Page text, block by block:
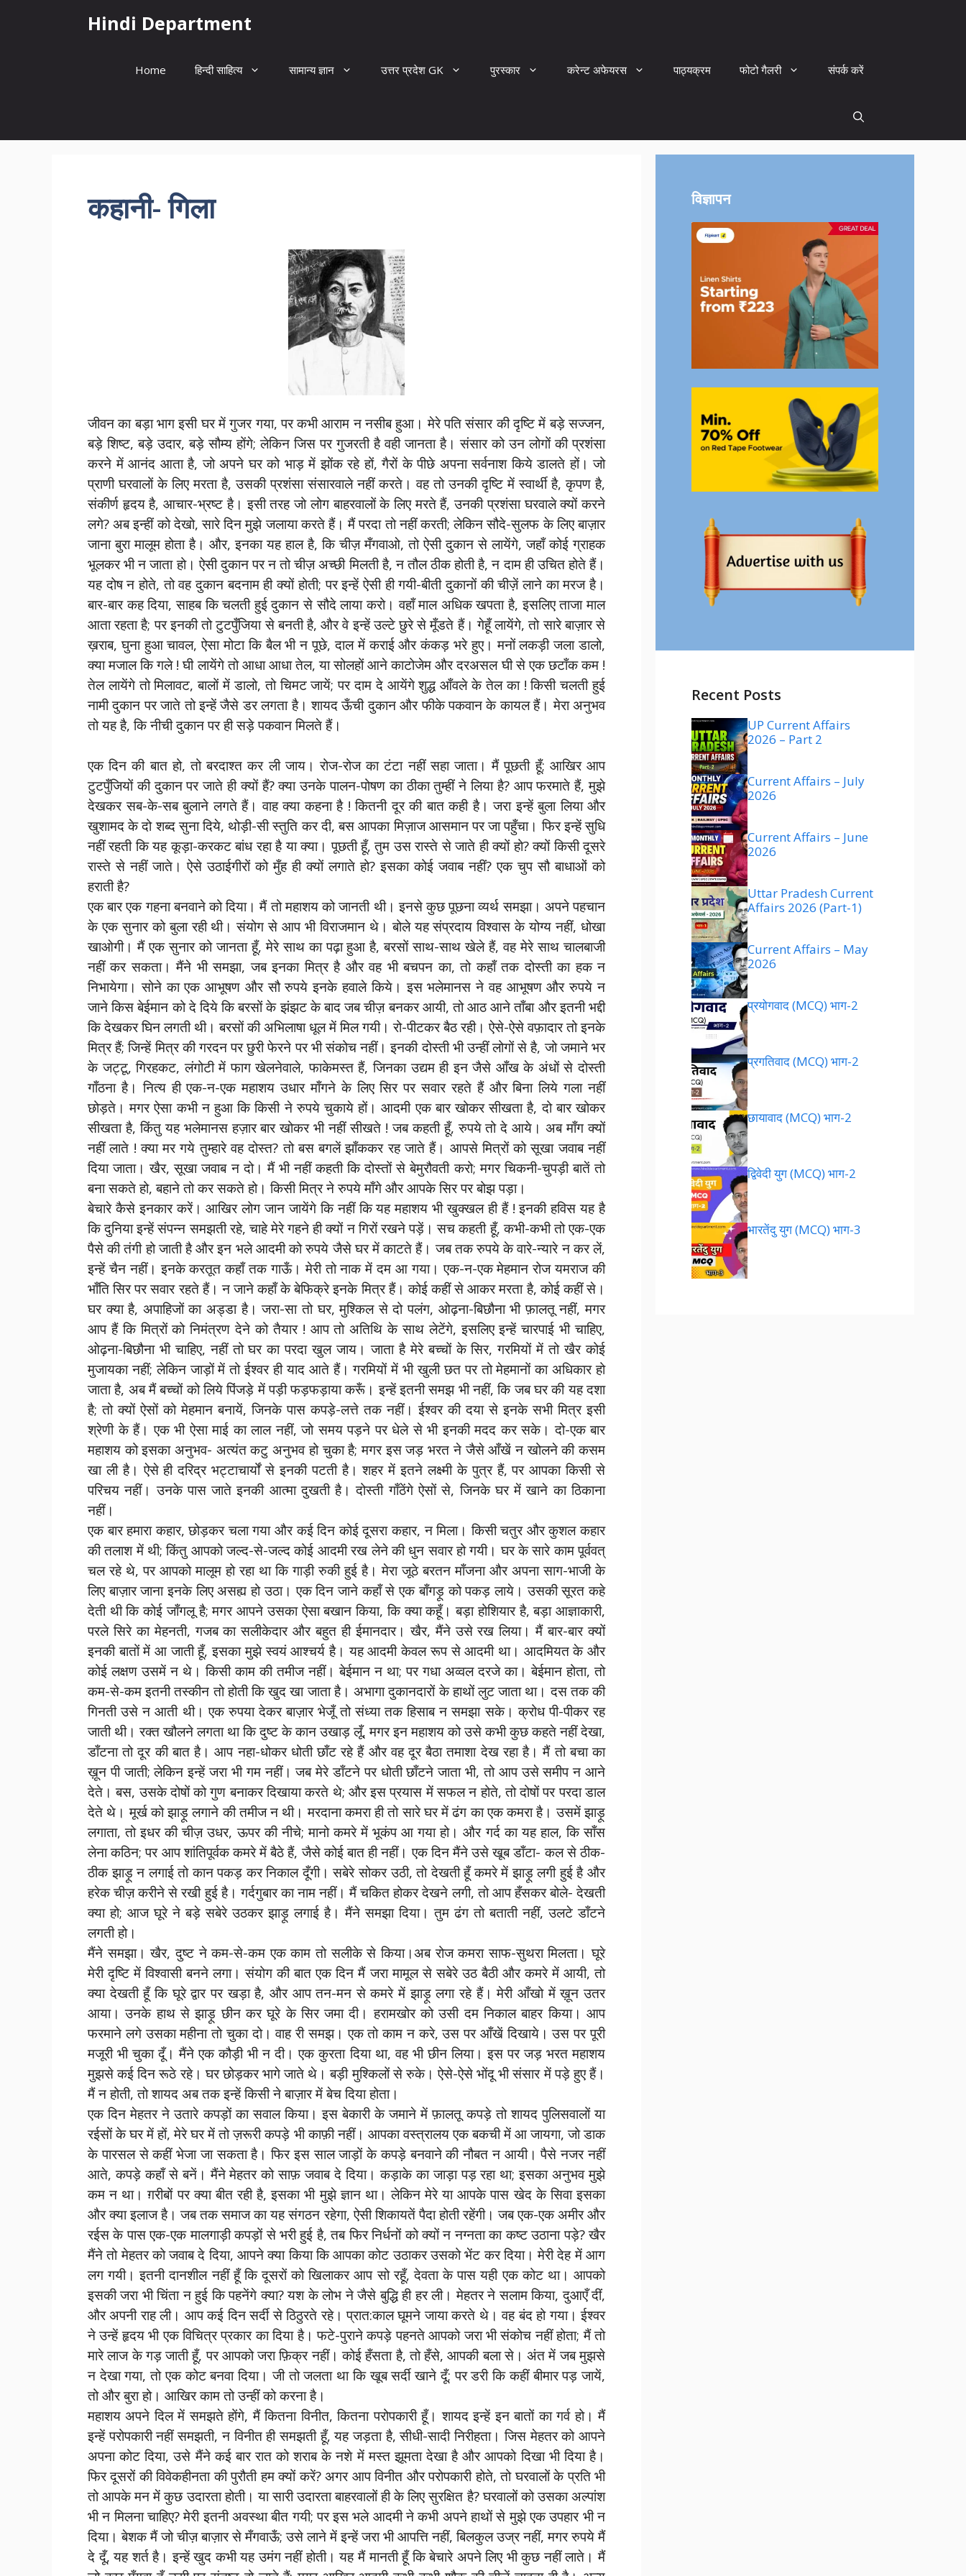
Hindi Department
Home हिन्दी साहित्य सामान्य ज्ञान उत्तर प्रदेश GK पुरस्कार करेन्ट अफेयरस पाठ्यक्रम फोटो गैलरी संपर्क करें
कहानी- गिला
जीवन का बड़ा भाग इसी घर में गुजर गया, पर कभी आराम न नसीब हुआ। मेरे पति संसार की दृष्टि में बड़े सज्जन,
बड़े शिष्ट, बड़े उदार, बड़े सौम्य होंगे; लेकिन जिस पर गुजरती है वही जानता है। संसार को उन लोगों की प्रशंसा
करने में आनंद आता है, जो अपने घर को भाड़ में झोंक रहे हों, गैरों के पीछे अपना सर्वनाश किये डालते हों। जो
प्राणी घरवालों के लिए मरता है, उसकी प्रशंसा संसारवाले नहीं करते। वह तो उनकी दृष्टि में स्वार्थी है, कृपण है,
संकीर्ण हृदय है, आचार-भ्रष्ट है। इसी तरह जो लोग बाहरवालों के लिए मरते हैं, उनकी प्रशंसा घरवाले क्यों करने
लगे? अब इन्हीं को देखो, सारे दिन मुझे जलाया करते हैं। मैं परदा तो नहीं करती; लेकिन सौदे-सुलफ के लिए बाज़ार
जाना बुरा मालूम होता है। और, इनका यह हाल है, कि चीज़ मँगवाओ, तो ऐसी दुकान से लायेंगे, जहाँ कोई ग्राहक
भूलकर भी न जाता हो। ऐसी दुकान पर न तो चीज़ अच्छी मिलती है, न तौल ठीक होती है, न दाम ही उचित होते हैं।
यह दोष न होते, तो वह दुकान बदनाम ही क्यों होती; पर इन्हें ऐसी ही गयी-बीती दुकानों की चीज़ें लाने का मरज है।
बार-बार कह दिया, साहब कि चलती हुई दुकान से सौदे लाया करो। वहाँ माल अधिक खपता है, इसलिए ताजा माल
आता रहता है; पर इनकी तो टुटपुँजिया से बनती है, और वे इन्हें उल्टे छुरे से मूँडते हैं। गेहूँ लायेंगे, तो सारे बाज़ार से
ख़राब, घुना हुआ चावल, ऐसा मोटा कि बैल भी न पूछे, दाल में कराई और कंकड़ भरे हुए। मनों लकड़ी जला डालो,
क्या मजाल कि गले ! घी लायेंगे तो आधा आधा तेल, या सोलहों आने काटोजेम और दरअसल घी से एक छटाँक कम !
तेल लायेंगे तो मिलावट, बालों में डालो, तो चिमट जायें; पर दाम दे आयेंगे शुद्ध आँवले के तेल का ! किसी चलती हुई
नामी दुकान पर जाते तो इन्हें जैसे डर लगता है। शायद ऊँची दुकान और फीके पकवान के कायल हैं। मेरा अनुभव
तो यह है, कि नीची दुकान पर ही सड़े पकवान मिलते हैं।
एक दिन की बात हो, तो बरदाश्त कर ली जाय। रोज-रोज का टंटा नहीं सहा जाता। मैं पूछती हूँ; आखिर आप
टुटपुँजियों की दुकान पर जाते ही क्यों हैं? क्या उनके पालन-पोषण का ठीका तुम्हीं ने लिया है? आप फरमाते हैं, मुझे
देखकर सब-के-सब बुलाने लगते हैं। वाह क्या कहना है ! कितनी दूर की बात कही है। जरा इन्हें बुला लिया और
खुशामद के दो शब्द सुना दिये, थोड़ी-सी स्तुति कर दी, बस आपका मिज़ाज आसमान पर जा पहुँचा। फिर इन्हें सुधि
नहीं रहती कि यह कूड़ा-करकट बांध रहा है या क्या। पूछती हूँ, तुम उस रास्ते से जाते ही क्यों हो? क्यों किसी दूसरे
रास्ते से नहीं जाते। ऐसे उठाईगीरों को मुँह ही क्यों लगाते हो? इसका कोई जवाब नहीं? एक चुप सौ बाधाओं को
हराती है?
एक बार एक गहना बनवाने को दिया। मैं तो महाशय को जानती थी। इनसे कुछ पूछना व्यर्थ समझा। अपने पहचान
के एक सुनार को बुला रही थी। संयोग से आप भी विराजमान थे। बोले यह संप्रदाय विश्वास के योग्य नहीं, धोखा
खाओगी। मैं एक सुनार को जानता हूँ, मेरे साथ का पढ़ा हुआ है, बरसों साथ-साथ खेले हैं, वह मेरे साथ चालबाजी
नहीं कर सकता। मैंने भी समझा, जब इनका मित्र है और वह भी बचपन का, तो कहाँ तक दोस्ती का हक न
निभायेगा। सोने का एक आभूषण और सौ रुपये इनके हवाले किये। इस भलेमानस ने वह आभूषण और रुपये न
जाने किस बेईमान को दे दिये कि बरसों के झंझट के बाद जब चीज़ बनकर आयी, तो आठ आने ताँबा और इतनी भद्दी
कि देखकर घिन लगती थी। बरसों की अभिलाषा धूल में मिल गयी। रो-पीटकर बैठ रही। ऐसे-ऐसे वफ़ादार तो इनके
मित्र हैं; जिन्हें मित्र की गरदन पर छुरी फेरने पर भी संकोच नहीं। इनकी दोस्ती भी उन्हीं लोगों से है, जो जमाने भर
के जट्टू, गिरहकट, लंगोटी में फाग खेलनेवाले, फाकेमस्त हैं, जिनका उद्यम ही इन जैसे आँख के अंधों से दोस्ती
गाँठना है। नित्य ही एक-न-एक महाशय उधार माँगने के लिए सिर पर सवार रहते हैं और बिना लिये गला नहीं
छोड़ते। मगर ऐसा कभी न हुआ कि किसी ने रुपये चुकाये हों। आदमी एक बार खोकर सीखता है, दो बार खोकर
सीखता है, किंतु यह भलेमानस हज़ार बार खोकर भी नहीं सीखते ! जब कहती हूँ, रुपये तो दे आये। अब माँग क्यों
नहीं लाते ! क्या मर गये तुम्हारे वह दोस्त? तो बस बगलें झाँककर रह जाते हैं। आपसे मित्रों को सूखा जवाब नहीं
दिया जाता। खैर, सूखा जवाब न दो। मैं भी नहीं कहती कि दोस्तों से बेमुरौवती करो; मगर चिकनी-चुपड़ी बातें तो
बना सकते हो, बहाने तो कर सकते हो। किसी मित्र ने रुपये माँगे और आपके सिर पर बोझ पड़ा।
बेचारे कैसे इनकार करें। आखिर लोग जान जायेंगे कि नहीं कि यह महाशय भी खुक्खल ही हैं ! इनकी हविस यह है
कि दुनिया इन्हें संपन्न समझती रहे, चाहे मेरे गहने ही क्यों न गिरों रखने पड़ें। सच कहती हूँ, कभी-कभी तो एक-एक
पैसे की तंगी हो जाती है और इन भले आदमी को रुपये जैसे घर में काटते हैं। जब तक रुपये के वारे-न्यारे न कर लें,
इन्हें चैन नहीं। इनके करतूत कहाँ तक गाऊँ। मेरी तो नाक में दम आ गया। एक-न-एक मेहमान रोज यमराज की
भाँति सिर पर सवार रहते हैं। न जाने कहाँ के बेफिक्रे इनके मित्र हैं। कोई कहीं से आकर मरता है, कोई कहीं से।
घर क्या है, अपाहिजों का अड्डा है। जरा-सा तो घर, मुश्किल से दो पलंग, ओढ़ना-बिछौना भी फ़ालतू नहीं, मगर
आप हैं कि मित्रों को निमंत्रण देने को तैयार ! आप तो अतिथि के साथ लेटेंगे, इसलिए इन्हें चारपाई भी चाहिए,
ओढ़ना-बिछौना भी चाहिए, नहीं तो घर का परदा खुल जाय। जाता है मेरे बच्चों के सिर, गरमियों में तो खैर कोई
मुजायका नहीं; लेकिन जाड़ों में तो ईश्वर ही याद आते हैं। गरमियों में भी खुली छत पर तो मेहमानों का अधिकार हो
जाता है, अब मैं बच्चों को लिये पिंजड़े में पड़ी फड़फड़ाया करूँ। इन्हें इतनी समझ भी नहीं, कि जब घर की यह दशा
है; तो क्यों ऐसों को मेहमान बनायें, जिनके पास कपड़े-लत्ते तक नहीं। ईश्वर की दया से इनके सभी मित्र इसी
श्रेणी के हैं। एक भी ऐसा माई का लाल नहीं, जो समय पड़ने पर धेले से भी इनकी मदद कर सके। दो-एक बार
महाशय को इसका अनुभव- अत्यंत कटु अनुभव हो चुका है; मगर इस जड़ भरत ने जैसे आँखें न खोलने की कसम
खा ली है। ऐसे ही दरिद्र भट्टाचार्यों से इनकी पटती है। शहर में इतने लक्ष्मी के पुत्र हैं, पर आपका किसी से
परिचय नहीं। उनके पास जाते इनकी आत्मा दुखती है। दोस्ती गाँठेंगे ऐसों से, जिनके घर में खाने का ठिकाना
नहीं।
एक बार हमारा कहार, छोड़कर चला गया और कई दिन कोई दूसरा कहार, न मिला। किसी चतुर और कुशल कहार
की तलाश में थी; किंतु आपको जल्द-से-जल्द कोई आदमी रख लेने की धुन सवार हो गयी। घर के सारे काम पूर्ववत्
चल रहे थे, पर आपको मालूम हो रहा था कि गाड़ी रुकी हुई है। मेरा जूठे बरतन माँजना और अपना साग-भाजी के
लिए बाज़ार जाना इनके लिए असह्य हो उठा। एक दिन जाने कहाँ से एक बाँगड़ू को पकड़ लाये। उसकी सूरत कहे
देती थी कि कोई जाँगलू है; मगर आपने उसका ऐसा बखान किया, कि क्या कहूँ। बड़ा होशियार है, बड़ा आज्ञाकारी,
परले सिरे का मेहनती, गजब का सलीकेदार और बहुत ही ईमानदार। खैर, मैंने उसे रख लिया। मैं बार-बार क्यों
इनकी बातों में आ जाती हूँ, इसका मुझे स्वयं आश्चर्य है। यह आदमी केवल रूप से आदमी था। आदमियत के और
कोई लक्षण उसमें न थे। किसी काम की तमीज नहीं। बेईमान न था; पर गधा अव्वल दरजे का। बेईमान होता, तो
कम-से-कम इतनी तस्कीन तो होती कि खुद खा जाता है। अभागा दुकानदारों के हाथों लुट जाता था। दस तक की
गिनती उसे न आती थी। एक रुपया देकर बाज़ार भेजूँ तो संध्या तक हिसाब न समझा सके। क्रोध पी-पीकर रह
जाती थी। रक्त खौलने लगता था कि दुष्ट के कान उखाड़ लूँ, मगर इन महाशय को उसे कभी कुछ कहते नहीं देखा,
डाँटना तो दूर की बात है। आप नहा-धोकर धोती छाँट रहे हैं और वह दूर बैठा तमाशा देख रहा है। मैं तो बचा का
ख़ून पी जाती; लेकिन इन्हें जरा भी गम नहीं। जब मेरे डाँटने पर धोती छाँटने जाता भी, तो आप उसे समीप न आने
देते। बस, उसके दोषों को गुण बनाकर दिखाया करते थे; और इस प्रयास में सफल न होते, तो दोषों पर परदा डाल
देते थे। मूर्ख को झाड़ू लगाने की तमीज न थी। मरदाना कमरा ही तो सारे घर में ढंग का एक कमरा है। उसमें झाड़ू
लगाता, तो इधर की चीज़ उधर, ऊपर की नीचे; मानो कमरे में भूकंप आ गया हो। और गर्द का यह हाल, कि साँस
लेना कठिन; पर आप शांतिपूर्वक कमरे में बैठे हैं, जैसे कोई बात ही नहीं। एक दिन मैंने उसे खूब डाँटा- कल से ठीक-
ठीक झाड़ू न लगाई तो कान पकड़ कर निकाल दूँगी। सबेरे सोकर उठी, तो देखती हूँ कमरे में झाड़ू लगी हुई है और
हरेक चीज़ करीने से रखी हुई है। गर्दगुबार का नाम नहीं। मैं चकित होकर देखने लगी, तो आप हँसकर बोले- देखती
क्या हो; आज घूरे ने बड़े सबेरे उठकर झाड़ू लगाई है। मैंने समझा दिया। तुम ढंग तो बताती नहीं, उलटे डाँटने
लगती हो।
मैंने समझा। खैर, दुष्ट ने कम-से-कम एक काम तो सलीके से किया।अब रोज कमरा साफ-सुथरा मिलता। घूरे
मेरी दृष्टि में विश्वासी बनने लगा। संयोग की बात एक दिन मैं जरा मामूल से सबेरे उठ बैठी और कमरे में आयी, तो
क्या देखती हूँ कि घूरे द्वार पर खड़ा है, और आप तन-मन से कमरे में झाड़ू लगा रहे हैं। मेरी आँखो में ख़ून उतर
आया। उनके हाथ से झाड़ू छीन कर घूरे के सिर जमा दी। हरामखोर को उसी दम निकाल बाहर किया। आप
फरमाने लगे उसका महीना तो चुका दो। वाह री समझ। एक तो काम न करे, उस पर आँखें दिखाये। उस पर पूरी
मजूरी भी चुका दूँ। मैंने एक कौड़ी भी न दी। एक कुरता दिया था, वह भी छीन लिया। इस पर जड़ भरत महाशय
मुझसे कई दिन रूठे रहे। घर छोड़कर भागे जाते थे। बड़ी मुश्किलों से रुके। ऐसे-ऐसे भोंदू भी संसार में पड़े हुए हैं।
मैं न होती, तो शायद अब तक इन्हें किसी ने बाज़ार में बेच दिया होता।
एक दिन मेहतर ने उतारे कपड़ों का सवाल किया। इस बेकारी के जमाने में फ़ालतू कपड़े तो शायद पुलिसवालों या
रईसों के घर में हों, मेरे घर में तो ज़रूरी कपड़े भी काफ़ी नहीं। आपका वस्त्रालय एक बकची में आ जायगा, जो डाक
के पारसल से कहीं भेजा जा सकता है। फिर इस साल जाड़ों के कपड़े बनवाने की नौबत न आयी। पैसे नजर नहीं
आते, कपड़े कहाँ से बनें। मैंने मेहतर को साफ़ जवाब दे दिया। कड़ाके का जाड़ा पड़ रहा था; इसका अनुभव मुझे
कम न था। ग़रीबों पर क्या बीत रही है, इसका भी मुझे ज्ञान था। लेकिन मेरे या आपके पास खेद के सिवा इसका
और क्या इलाज है। जब तक समाज का यह संगठन रहेगा, ऐसी शिकायतें पैदा होती रहेंगी। जब एक-एक अमीर और
रईस के पास एक-एक मालगाड़ी कपड़ों से भरी हुई है, तब फिर निर्धनों को क्यों न नग्नता का कष्ट उठाना पड़े? खैर
मैंने तो मेहतर को जवाब दे दिया, आपने क्या किया कि आपका कोट उठाकर उसको भेंट कर दिया। मेरी देह में आग
लग गयी। इतनी दानशील नहीं हूँ कि दूसरों को खिलाकर आप सो रहूँ, देवता के पास यही एक कोट था। आपको
इसकी जरा भी चिंता न हुई कि पहनेंगे क्या? यश के लोभ ने जैसे बुद्धि ही हर ली। मेहतर ने सलाम किया, दुआएँ दीं,
और अपनी राह ली। आप कई दिन सर्दी से ठिठुरते रहे। प्रात:काल घूमने जाया करते थे। वह बंद हो गया। ईश्वर
ने उन्हें हृदय भी एक विचित्र प्रकार का दिया है। फटे-पुराने कपड़े पहनते आपको जरा भी संकोच नहीं होता; मैं तो
मारे लाज के गड़ जाती हूँ, पर आपको जरा फ़िक्र नहीं। कोई हँसता है, तो हँसे, आपकी बला से। अंत में जब मुझसे
न देखा गया, तो एक कोट बनवा दिया। जी तो जलता था कि खूब सर्दी खाने दूँ; पर डरी कि कहीं बीमार पड़ जायें,
तो और बुरा हो। आखिर काम तो उन्हीं को करना है।
महाशय अपने दिल में समझते होंगे, मैं कितना विनीत, कितना परोपकारी हूँ। शायद इन्हें इन बातों का गर्व हो। मैं
इन्हें परोपकारी नहीं समझती, न विनीत ही समझती हूँ, यह जड़ता है, सीधी-सादी निरीहता। जिस मेहतर को आपने
अपना कोट दिया, उसे मैंने कई बार रात को शराब के नशे में मस्त झूमता देखा है और आपको दिखा भी दिया है।
फिर दूसरों की विवेकहीनता की पुरौती हम क्यों करें? अगर आप विनीत और परोपकारी होते, तो घरवालों के प्रति भी
तो आपके मन में कुछ उदारता होती। या सारी उदारता बाहरवालों ही के लिए सुरक्षित है? घरवालों को उसका अल्पांश
भी न मिलना चाहिए? मेरी इतनी अवस्था बीत गयी; पर इस भले आदमी ने कभी अपने हाथों से मुझे एक उपहार भी न
दिया। बेशक मैं जो चीज़ बाज़ार से मँगवाऊँ; उसे लाने में इन्हें जरा भी आपत्ति नहीं, बिलकुल उज्र नहीं, मगर रुपये मैं
दे दूँ, यह शर्त है। इन्हें खुद कभी यह उमंग नहीं होती। यह मैं मानती हूँ कि बेचारे अपने लिए भी कुछ नहीं लाते। मैं
विज्ञापन
Recent Posts
UP Current Affairs
2026 – Part 2
Current Affairs – July
2026
Current Affairs – June
2026
Uttar Pradesh Current
Affairs 2026 (Part-1)
Current Affairs – May
2026
प्रयोगवाद (MCQ) भाग-2
प्रगतिवाद (MCQ) भाग-2
छायावाद (MCQ) भाग-2
द्विवेदी युग (MCQ) भाग-2
भारतेंदु युग (MCQ) भाग-3